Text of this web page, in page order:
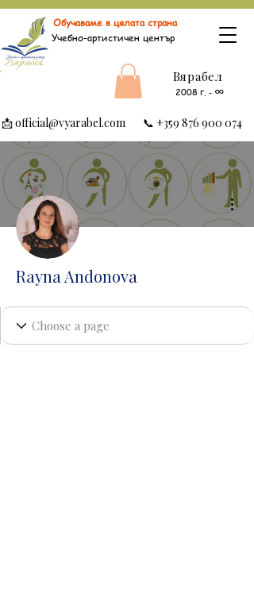
Учебно-артистичен център
Вярабел
2008 г. - ∞
Обучаваме в цялата страна
📩official@vyarabel.com 📞 +359 876 900 074
Rayna Andonova